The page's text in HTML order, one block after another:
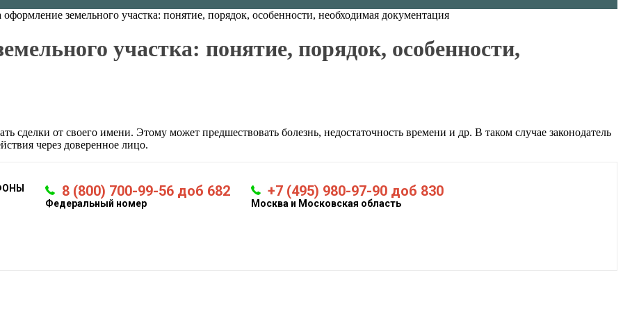
земельного участка: понятие, порядок, особенности, необходимая документация
участка: понятие, порядок, особенности,
сделки от своего имени. Этому может предшествовать болезнь, недостаточность времени и др. В таком случае законодатель
через доверенное лицо.
8 (800) 700-99-56 доб 682
Федеральный номер
+7 (495) 980-97-90 доб 830
Москва и Московская область